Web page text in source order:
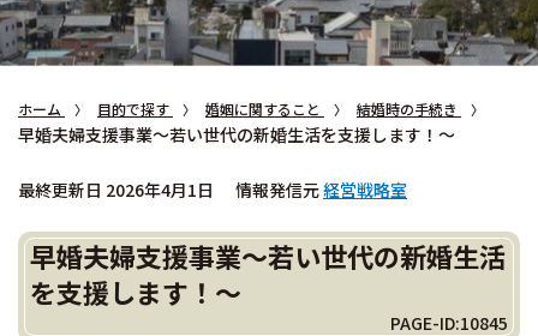
ホーム 目的で探す 婚姻に関すること 結婚時の手続き
早婚夫婦支援事業～若い世代の新婚生活を支援します！～
最終更新日 2026年4月1日 情報発信元経営戦略室
早婚夫婦支援事業～若い世代の新婚生活
を支援します！～
PAGE-ID:10845